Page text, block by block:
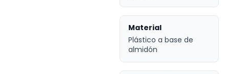
Material
Plástico a base de
almidón